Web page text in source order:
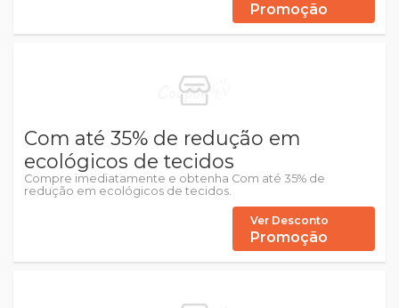
Promoção
Com até 35% de redução em
ecológicos de tecidos
Compre imediatamente e obtenha Com até 35% de
redução em ecológicos de tecidos.
Ver Desconto
Promoção